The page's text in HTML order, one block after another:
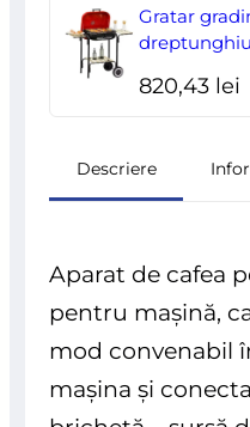
Gratar
820,43 lei
Descriere
Aparat de cafea
pentru mașină,
mod convenabil
mașina și